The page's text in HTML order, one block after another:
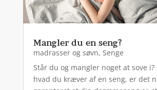
Mangler du en seng?
madrasser og søvn, Senge
Står du og mangler noget at sove i?
hvad du kræver af en seng, er det